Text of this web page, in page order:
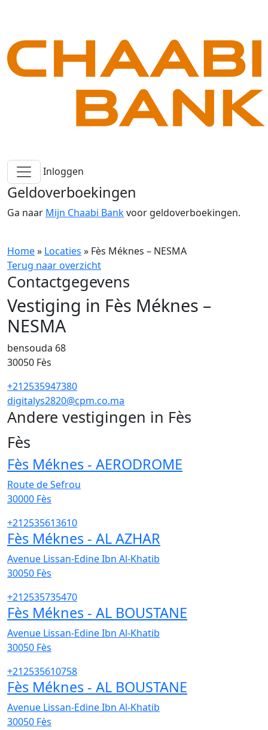
Inloggen
Geldoverboekingen
Ga naar Mijn Chaabi Bankvoor geldoverboekingen.
Home» Locaties » Fès Méknes – NESMA
Terug naar overzicht
Contactgegevens
Vestiging in Fès Méknes –
NESMA
bensouda 68
30050 Fès
+212535947380
digitalys2820@cpm.co.ma
Andere vestigingen in Fès
Fès
Fès Méknes - AERODROME
Route de Sefrou
30000 Fès
+212535613610
Fès Méknes - AL AZHAR
Avenue Lissan-Edine Ibn Al-Khatib
30050 Fès
+212535735470
Fès Méknes - AL BOUSTANE
Avenue Lissan-Edine Ibn Al-Khatib
30050 Fès
+212535610758
Fès Méknes - AL BOUSTANE
Avenue Lissan-Edine Ibn Al-Khatib
30050 Fès